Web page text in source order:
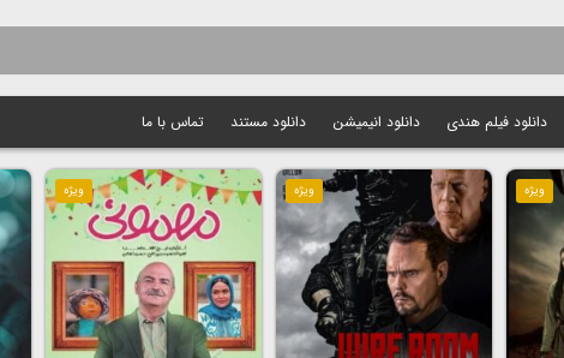
دانلود فیلم هندی دانلود انیمیشن دانلود مستند تماس با ما
ویژه ویژه ویژه